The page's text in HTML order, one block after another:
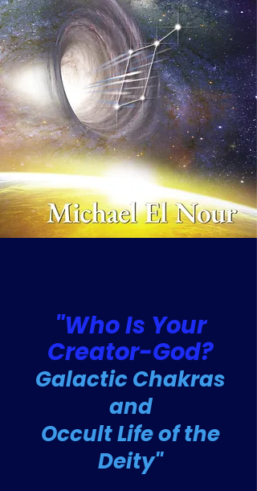
"Who Is Your
Creator-God?
Galactic Chakras
and
Occult Life of the
Deity"